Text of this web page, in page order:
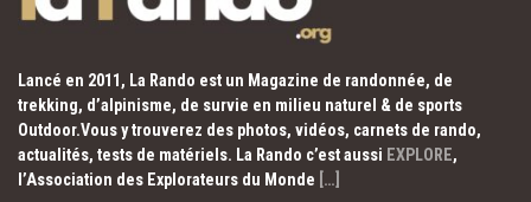
Lancé en 2011, La Rando est un Magazine de randonnée, de
trekking, d’alpinisme, de survie en milieu naturel & de sports
Outdoor.Vous y trouverez des photos, vidéos, carnets de rando,
actualités, tests de matériels. La Rando c’est aussi EXPLORE,
l’Association des Explorateurs du Monde […]